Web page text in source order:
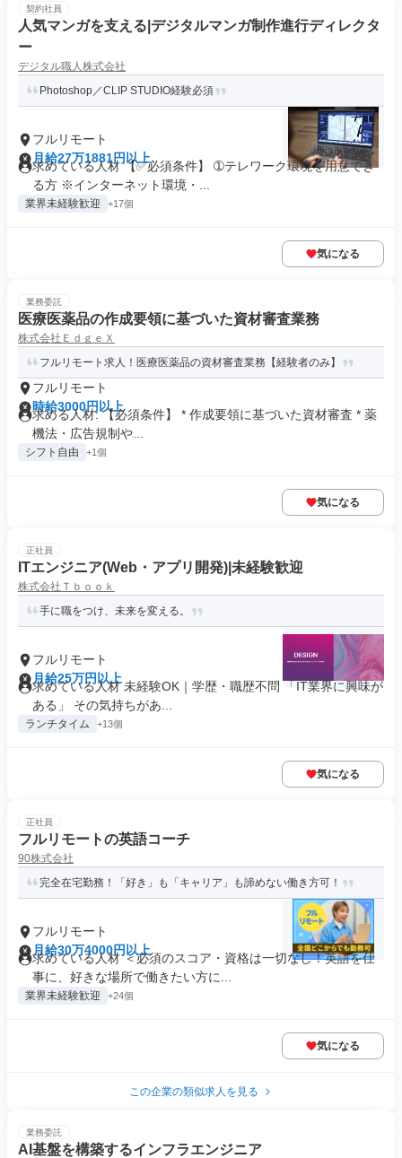
契約社員
人気マンガを支える|デジタルマンガ制作進行ディレクタ
ー
デジタル職人株式会社
Photoshop／CLIP STUDIO経験必須
フルリモート
月給27万1881円以上
求めている人材 【✅必須条件】 ➀テレワーク環境を用意でき
る方 ※インターネット環境・...
業界未経験歓迎 +17個
気になる
業務委託
医療医薬品の作成要領に基づいた資材審査業務
株式会社ＥｄｇｅＸ
フルリモート求人！医療医薬品の資材審査業務【経験者のみ】
フルリモート
時給3000円以上
求める人材: 【必須条件】 * 作成要領に基づいた資材審査 * 薬
機法・広告規制や...
シフト自由 +1個
気になる
正社員
ITエンジニア(Web・アプリ開発)|未経験歓迎
株式会社Ｔｂｏｏｋ
手に職をつけ、未来を変える。
フルリモート
月給25万円以上
求めている人材 未経験OK｜学歴・職歴不問 「IT業界に興味が
ある」 その気持ちがあ...
ランチタイム +13個
気になる
正社員
フルリモートの英語コーチ
90株式会社
完全在宅勤務！「好き」も「キャリア」も諦めない働き方可！
フルリモート
月給30万4000円以上
求めている人材 ＜必須のスコア・資格は一切なし！英語を仕
事に、好きな場所で働きたい方に...
業界未経験歓迎 +24個
気になる
この企業の類似求人を見る
業務委託
AI基盤を構築するインフラエンジニア